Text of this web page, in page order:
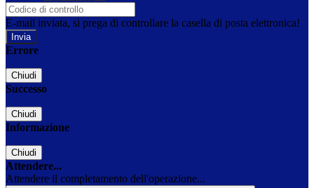
E-mail inviata, si prega di controllare la casella di posta elettronica!
Errore
Chiudi
Successo
Chiudi
Informazione
Chiudi
Attendere...
Attendere il completamento dell'operazione...